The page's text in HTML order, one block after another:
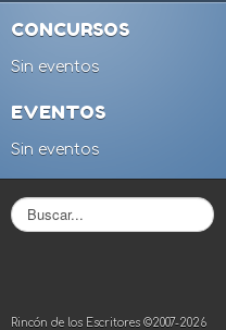
CONCURSOS
Sin eventos
EVENTOS
Sin eventos
B
u
rRincón de los Escritores ©2007-2026